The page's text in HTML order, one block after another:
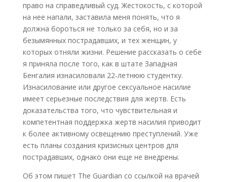
право на справедливый суд. Жестокость, с которой
на нее напали, заставила меня понять, что я
должна бороться не только за себя, но и за
безымянных пострадавших, и тех женщин, у
которых отняли жизни. Решение рассказать о себе
я приняла после того, как в штате Западная
Бенгалия изнасиловали 22-летнюю студентку.
Изнасилование или другое сексуальное насилие
имеет серьезные последствия для жертв. Есть
доказательства того, что чувствительная и
компетентная поддержка жертв насилия приводит
к более активному освещению преступлений. Уже
есть планы создания кризисных центров для
пострадавших, однако они еще не внедрены.
Об этом пишет The Guardian со ссылкой на врачей